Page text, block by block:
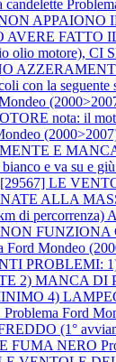
candelette
AVERE FATTO
olio motore), CI
con la
nota: il
E
e va su e
[29567] LE
ALLA
di percorrenza)
FUNZIONA
Ford Mondeo
PROBLEMI:
2) MANCA DI
4)
Problema Ford
(1°
FUMA NERO